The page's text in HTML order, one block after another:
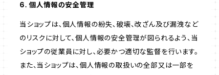
6. 個人情報の安全管理
当ショップは、個人情報の紛失、破壊、改ざん及び漏洩など
のリスクに対して、個人情報の安全管理が図られるよう、当
ショップの従業員に対し、必要かつ適切な監督を行います。
また、当ショップは、個人情報の取扱いの全部又は一部を